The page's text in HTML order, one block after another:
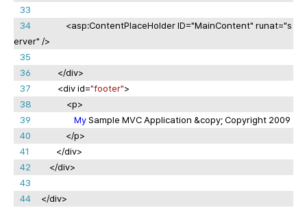
33
34 <asp:ContentPlaceHolder ID="MainContent" runat="s
erver" />
35
36 </div>
37 <div id="footer">
38 <p>
39
MySample MVC Application &copy; Copyright 2009
40 </p>
41
</div>
42 </div>
43
44 </div>